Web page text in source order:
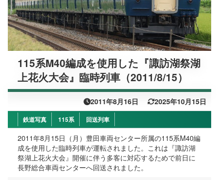
115系M40編成を使用した『諏訪湖祭湖
上花火大会』臨時列車（2011/8/15）
2011年8月16日 2025年10月15日
鉄道写真 115系 回送列車
2011年8月15日（月）豊田車両センター所属の115系M40編
成を使用した臨時列車が運転されました。これは『諏訪湖
祭湖上花火大会』開催に伴う多客に対応するためで前日に
長野総合車両センターへ回送されました。